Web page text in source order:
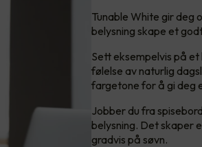
Tunable White gir deg
belysning skape et
Sett eksempelvis på
følelse av naturlig
fargetone for å gi deg
Jobber du fra
belysning. Det skaper
gradvis på søvn.